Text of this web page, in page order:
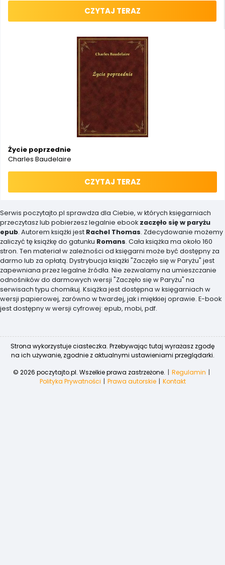
CZYTAJ TERAZ
Życie poprzednie
Charles Baudelaire
CZYTAJ TERAZ
Serwis poczytajto.pl sprawdza dla Ciebie, w których księgarniach
przeczytasz lub pobierzesz legalnie ebook zaczęło się w paryżu
epub. Autorem książki jest Rachel Thomas. Zdecydowanie możemy
zaliczyć tę książkę do gatunku Romans. Cała książka ma około 160
stron. Ten materiał w zależności od księgarni może być dostępny za
darmo lub za opłatą. Dystrybucja książki "Zaczęło się w Paryżu" jest
zapewniana przez legalne źródła. Nie zezwalamy na umieszczanie
odnośników do darmowych wersji "Zaczęło się w Paryżu" na
serwisach typu chomikuj. Książka jest dostępna w księgarniach w
wersji papierowej, zarówno w twardej, jak i miękkiej oprawie. E-book
jest dostępny w wersji cyfrowej: epub, mobi, pdf.
Strona wykorzystuje ciasteczka. Przebywając tutaj wyrażasz zgodę
na ich używanie, zgodnie z aktualnymi ustawieniami przeglądarki.
© 2026 poczytajto.pl. Wszelkie prawa zastrzeżone.
Regulamin
Polityka Prywatności
Prawa autorskie Kontakt